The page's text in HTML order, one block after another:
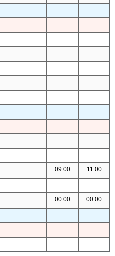
09:00 11:00
00:00 00:00